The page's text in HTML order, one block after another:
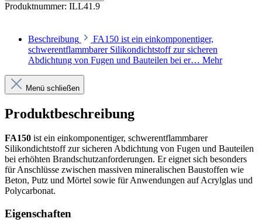
Produktnummer: ILL41.9
Beschreibung
FA150 ist ein einkomponentiger,
schwerentflammbarer Silikondichtstoff zur sicheren
Abdichtung von Fugen und Bauteilen bei er… Mehr
Menü schließen
Produktbeschreibung
FA150 ist ein einkomponentiger, schwerentflammbarer
Silikondichtstoff zur sicheren Abdichtung von Fugen und Bauteilen
bei erhöhten Brandschutzanforderungen. Er eignet sich besonders
für Anschlüsse zwischen massiven mineralischen Baustoffen wie
Beton, Putz und Mörtel sowie für Anwendungen auf Acrylglas und
Polycarbonat.
Eigenschaften